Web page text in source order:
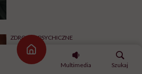
Strona główna
Multimedia
Szukaj
ZDROWIE PSYCHICZNE
Centra Zdrowia Psychicznego dla
osób dorosłych. Tu znajdziesz
pomoc